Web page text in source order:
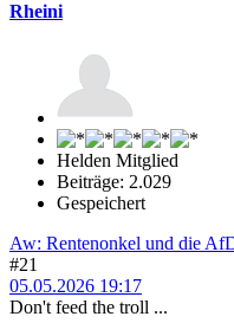
Rheini
Helden Mitglied
Beiträge: 2.029
Gespeichert
Aw: Rentenonkel und die
#21
05.05.2026 19:17
Don't feed the troll ...